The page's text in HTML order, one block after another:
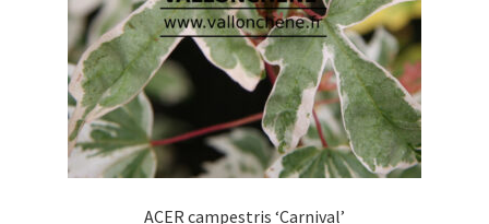
ACER campestris ‘Carnival’